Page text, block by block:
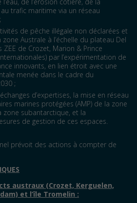
trafic maritime via un réseau
de pêche illégale non déclarées et
Australe à l’échelle du plateau Del
ZEE de Crozet, Marion & Prince
par l’expérimentation de
innovants, en lien étroit avec une
menée dans le cadre du
;
d’expertises, la mise en réseau
marines protégées (AMP) de la zone
zone subantarctique, et la
de gestion de ces espaces.
prévoit des actions à compter de
austraux (Crozet, Kerguelen,
et l’île Tromelin :